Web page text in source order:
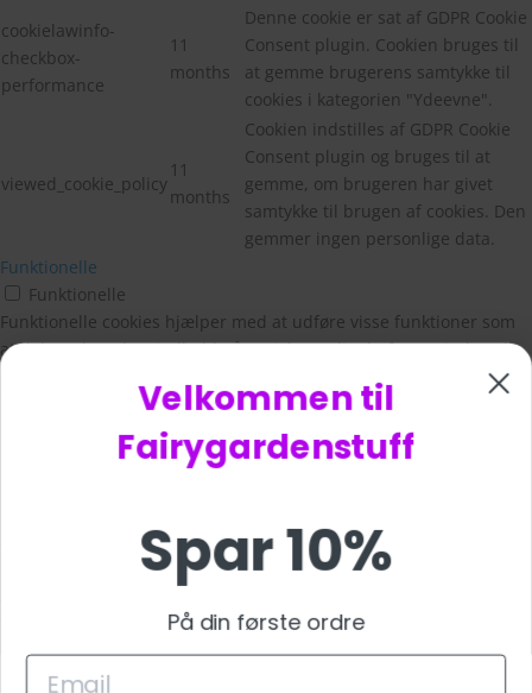
cookielawinfo-
checkbox-
performance
11
months
Denne cookie er sat af GDPR Cookie
Consent plugin. Cookien bruges til
at gemme brugerens samtykke til
cookies i kategorien "Ydeevne".
viewed_cookie_policy
11
months
Cookien indstilles af GDPR Cookie
Consent plugin og bruges til at
gemme, om brugeren har givet
samtykke til brugen af cookies. Den
gemmer ingen personlige data.
Funktionelle
Funktionelle
Funktionelle cookies hjælper med at udføre visse funktioner som
at dele webstedets indhold på sociale medieplatforme, indsamle
Præstationscookies bruges til at forstå og analysere de vigtigste
with the website. These cookies help provide information on
metrics the number of visitors, bounce rate, traffic source, etc.
Reklame
Velkommen til
Fairygardenstuff
Spar 10%
På din første ordre